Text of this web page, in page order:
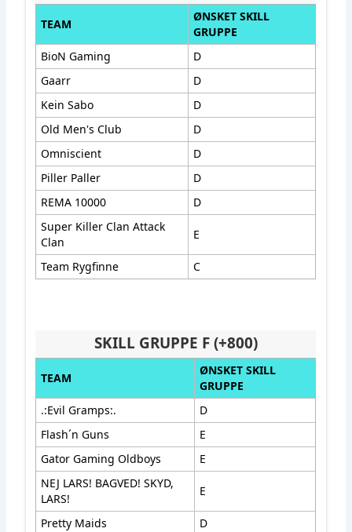
TEAM
ØNSKET SKILL
GRUPPE
BioN Gaming
D
Gaarr
D
Kein Sabo
D
Old Men's Club
D
Omniscient
D
Piller Paller
D
REMA 10000
D
Super Killer Clan Attack
Clan
E
Team Rygfinne C
TEAM
ØNSKET SKILL
GRUPPE
.:Evil Gramps:.
D
Flash´n Guns
E
Gator Gaming Oldboys
E
NEJ LARS! BAGVED! SKYD,
LARS!
E
Pretty Maids
D
SKILL GRUPPE F (+800)